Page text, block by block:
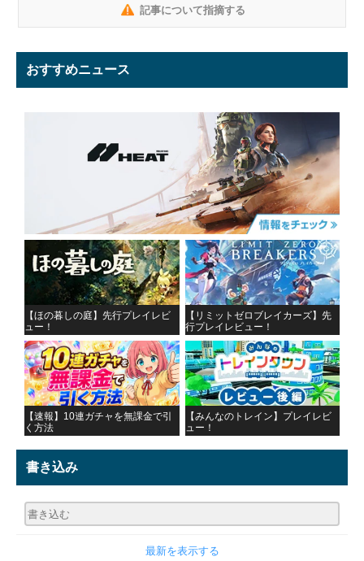
記事について指摘する
おすすめニュース
【ほの暮しの庭】先行プレイレビ
ュー！
【リミットゼロブレイカーズ】先
行プレイレビュー！
【速報】10連ガチャを無課金で引
く方法
【みんなのトレイン】プレイレビ
ュー！
書き込み
最新を表示する